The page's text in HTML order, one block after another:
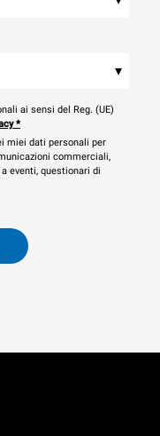
▾
ai sensi del Reg. (UE)
*
miei dati personali per
commerciali,
eventi, questionari di